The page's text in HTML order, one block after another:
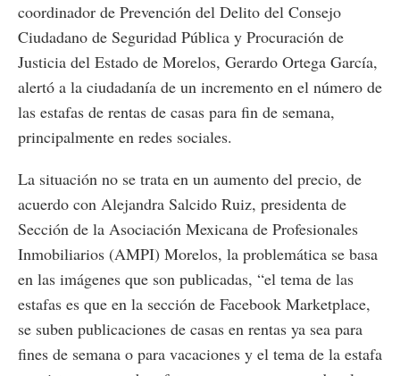
coordinador de Prevención del Delito del Consejo
Ciudadano de Seguridad Pública y Procuración de
Justicia del Estado de Morelos, Gerardo Ortega García,
alertó a la ciudadanía de un incremento en el número de
las estafas de rentas de casas para fin de semana,
principalmente en redes sociales.
La situación no se trata en un aumento del precio, de
acuerdo con Alejandra Salcido Ruiz, presidenta de
Sección de la Asociación Mexicana de Profesionales
Inmobiliarios (AMPI) Morelos, la problemática se basa
en las imágenes que son publicadas, “el tema de las
estafas es que en la sección de Facebook Marketplace,
se suben publicaciones de casas en rentas ya sea para
fines de semana o para vacaciones y el tema de la estafa